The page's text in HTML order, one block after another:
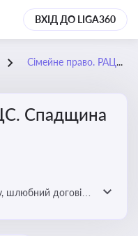
ВХІД ДО LIGA360
Сімейне право. РАЦС. Спадщина
Спадщина
договір,